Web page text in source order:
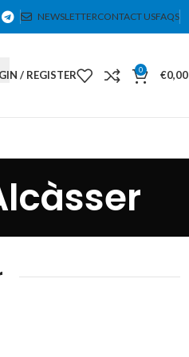
NEWSLETTERCONTACT USFAQS
/ REGISTER 0 €0,00